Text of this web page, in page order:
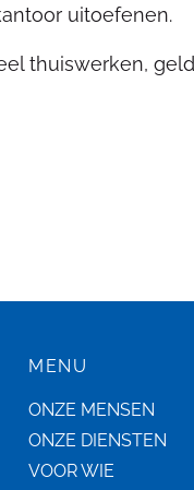
uitoefenen.
thuiswerken,
MENU
ONZE MENSEN
ONZE DIENSTEN
VOOR WIE